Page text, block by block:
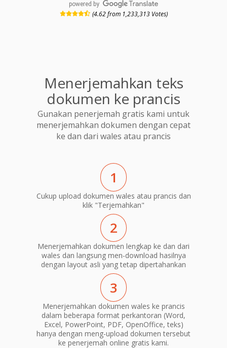
powered by
(4.62 from 1,233,313 Votes)
Menerjemahkan teks
dokumen ke prancis
Gunakan penerjemah gratis kami untuk
menerjemahkan dokumen dengan cepat
ke dan dari wales atau prancis
1
Cukup upload dokumen wales atau prancis dan
klik "Terjemahkan"
2
Menerjemahkan dokumen lengkap ke dan dari
wales dan langsung men-download hasilnya
dengan layout asli yang tetap dipertahankan
3
Menerjemahkan dokumen wales ke prancis
dalam beberapa format perkantoran (Word,
Excel, PowerPoint, PDF, OpenOffice, teks)
hanya dengan meng-upload dokumen tersebut
ke penerjemah online gratis kami.